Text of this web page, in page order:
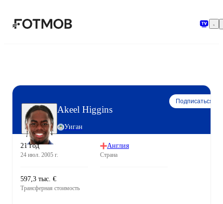
Akeel Higgins
Уиган
Подписаться
21 год
24 июл. 2005 г.
Англия
Страна
597,3 тыс. €
Трансферная стоимость